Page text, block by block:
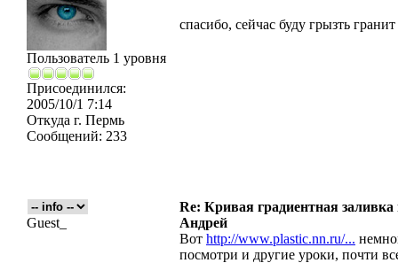
Пользователь 1 уровня
Присоединился:
2005/10/1 7:14
Откуда г. Пермь
Сообщений: 233
спасибо, сейчас буду грызть
Re: Кривая градиентная заливка
Guest_
Андрей
Вот http://www.plastic.nn.ru/...
посмотри и другие уроки, почти